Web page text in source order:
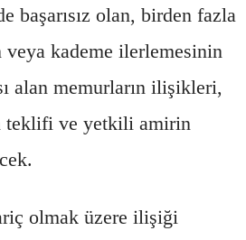
başarısız olan, birden fazla
veya kademe ilerlemesinin
alan memurların ilişikleri,
teklifi ve yetkili amirin
olmak üzere ilişiği